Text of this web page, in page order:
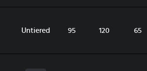
Untiered 95 120 65